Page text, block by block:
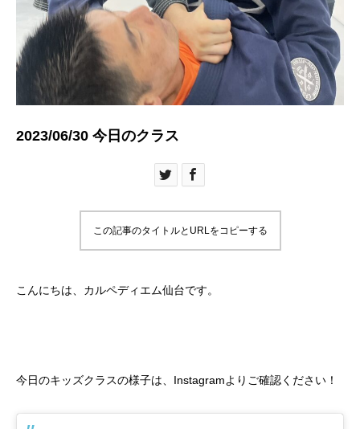
2023/06/30 今日のクラス
この記事のタイトルとURLをコピーする
こんにちは、カルペディエム仙台です。
今日のキッズクラスの様子は、Instagramよりご確認ください！